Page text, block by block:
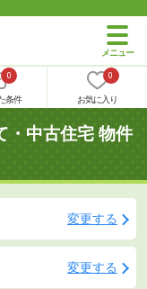
0
条件
0
お気に入り
・中古住宅 物件
変更する
変更する